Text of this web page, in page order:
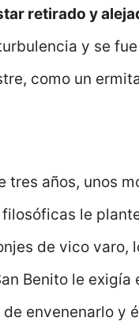
retirado y
y se
como un
años, unos
le
de vico varo,
Benito le
envenenarlo y